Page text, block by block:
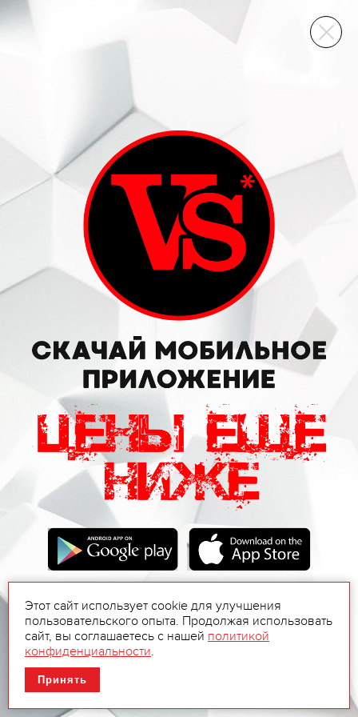
ВИННЫЙ СКЛАД
Этот сайт использует cookie для улучшения
пользовательского опыта. Продолжая использовать
сайт, вы соглашаетесь с нашей политикой
конфиденциальности.
Принять